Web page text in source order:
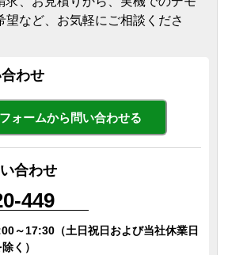
望など、お気軽にご相談くださ
わせ
ォームから問い合わせる
合わせ
449
～17:30（土日祝日および当社休業日
く）